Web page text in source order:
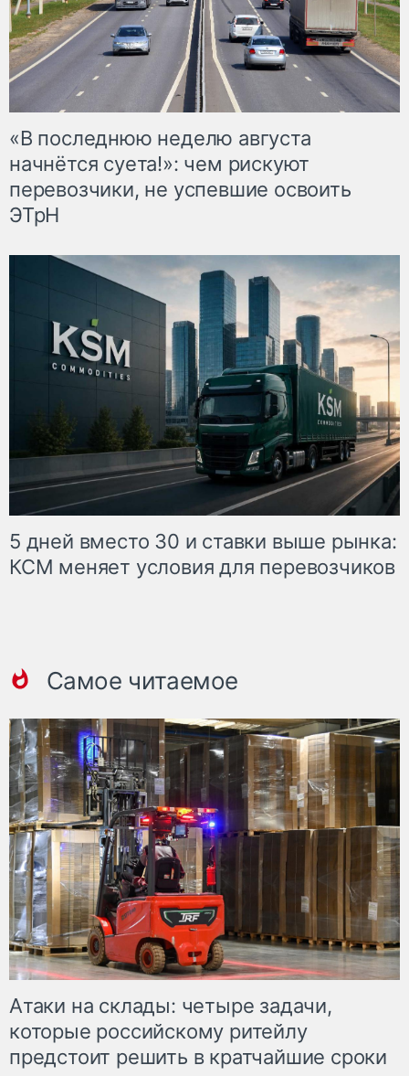
«В последнюю неделю августа
начнётся суета!»: чем рискуют
перевозчики, не успевшие освоить
ЭТрН
5 дней вместо 30 и ставки выше рынка:
КСМ меняет условия для перевозчиков
Самое читаемое
Атаки на склады: четыре задачи,
которые российскому ритейлу
предстоит решить в кратчайшие сроки